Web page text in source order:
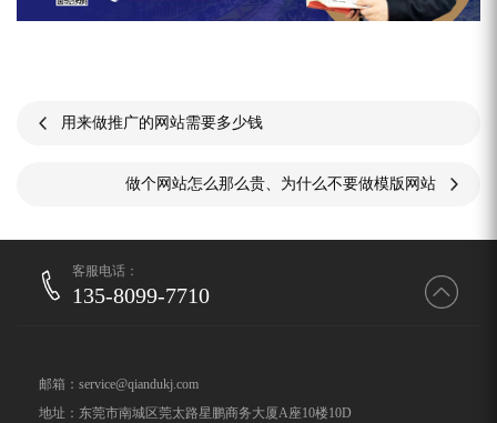
用来做推广的网站需要多少钱
做个网站怎么那么贵、为什么不要做模版网站
客服电话：
135-8099-7710
邮箱：service@qiandukj.com
地址：东莞市南城区莞太路星鹏商务大厦A座10楼10D